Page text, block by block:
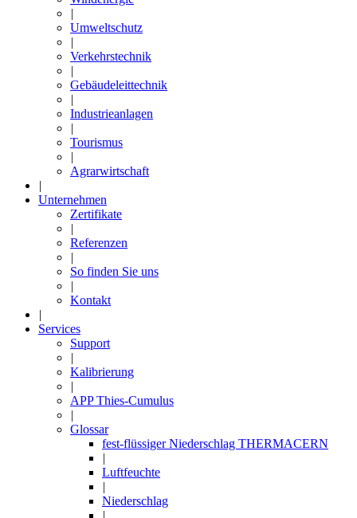
|
Umweltschutz
|
Verkehrstechnik
|
Gebäudeleittechnik
|
Industrieanlagen
|
Tourismus
|
Agrarwirtschaft
|
Unternehmen
Zertifikate
|
Referenzen
|
So finden Sie uns
|
Kontakt
|
Services
Support
|
Kalibrierung
|
APP Thies-Cumulus
|
Glossar
fest-flüssiger Niederschlag THERMACERN
|
Luftfeuchte
|
Niederschlag
|